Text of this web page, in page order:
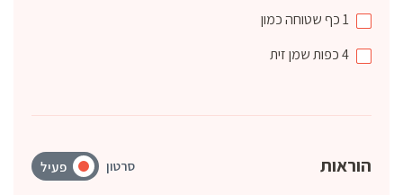
1כף שטוחהכמון
4כפותשמן זית
הוראות סרטון פעיל